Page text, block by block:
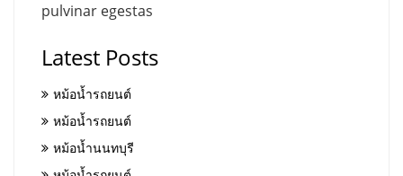
pulvinar egestas
Latest Posts
หม้อน้ำรถยนต์
หม้อน้ำรถยนต์
หม้อน้ำนนทบุรี